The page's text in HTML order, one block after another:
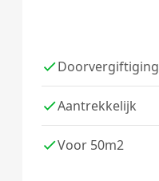
Doorvergiftiging
Aantrekkelijk
Voor 50m2